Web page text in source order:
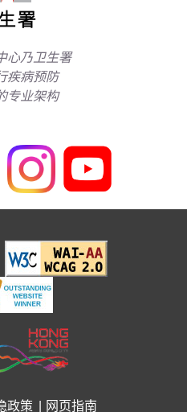
心乃卫生署
疾病预防
专业架构
政策 网页指南